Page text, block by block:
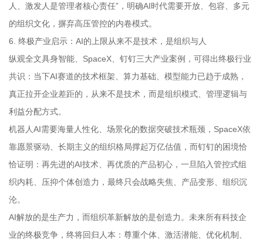
人、激发人是管理者核心责任”，明确AI时代需要开放、包容、多元
的组织文化，摒弃高压管控的内卷模式。
6. 终极产业启示：AI的上限从来不是技术，是组织与人
纵观全文具身智能、SpaceX、钉钉三大产业案例，可得出终极行业
共识：当下AI赛道的技术框架、算力基础、模型能力已趋于成熟，
真正拉开企业差距的，从来不是技术，而是组织模式、管理逻辑与
利益分配方式。
机器人AI需要海量人性化、场景化的数据突破技术瓶颈，SpaceX依
靠愿景驱动、长期主义的组织格局撑起万亿估值，而钉钉的困境恰
恰证明：再先进的AI技术、再优质的产品初心，一旦陷入管控式组
织内耗、压抑个体创造力，最终只会战略失焦、产品变形、组织沉
沦。
AI解放的是生产力，而组织革新解放的是创造力。未来所有科技企
业的终极竞争，终将回归人本：尊重个体、激活潜能、优化机制、